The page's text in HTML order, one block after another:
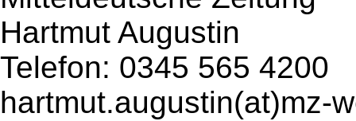
Hartmut Augustin
Telefon: 0345 565 4200
hartmut.augustin(at)mz-